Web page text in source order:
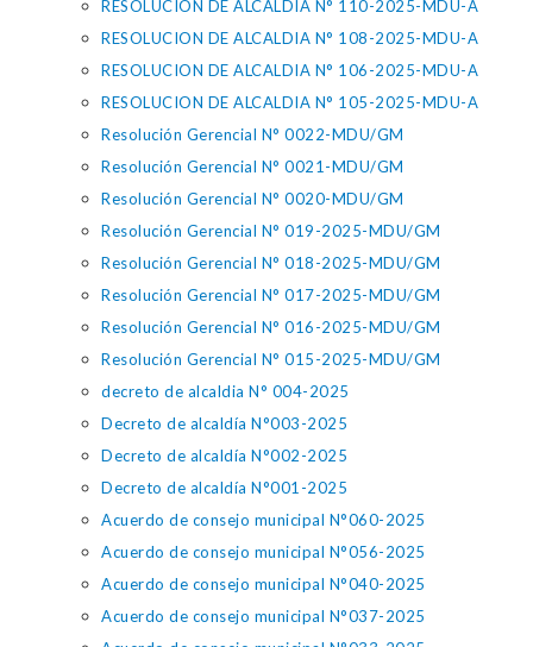
RESOLUCION DE ALCALDIA N° 110-2025-MDU-A
RESOLUCION DE ALCALDIA N° 108-2025-MDU-A
RESOLUCION DE ALCALDIA N° 106-2025-MDU-A
RESOLUCION DE ALCALDIA N° 105-2025-MDU-A
Resolución Gerencial N° 0022-MDU/GM
Resolución Gerencial N° 0021-MDU/GM
Resolución Gerencial N° 0020-MDU/GM
Resolución Gerencial N° 019-2025-MDU/GM
Resolución Gerencial N° 018-2025-MDU/GM
Resolución Gerencial N° 017-2025-MDU/GM
Resolución Gerencial N° 016-2025-MDU/GM
Resolución Gerencial N° 015-2025-MDU/GM
decreto de alcaldia N° 004-2025
Decreto de alcaldía N°003-2025
Decreto de alcaldía N°002-2025
Decreto de alcaldía N°001-2025
Acuerdo de consejo municipal N°060-2025
Acuerdo de consejo municipal N°056-2025
Acuerdo de consejo municipal N°040-2025
Acuerdo de consejo municipal N°037-2025